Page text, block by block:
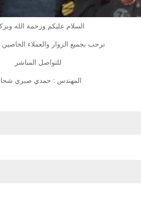
السلام عليكم ورحمة الله
نرحب بجميع الزوار والعملاء
للتواصل المباشر
المهندس : حمدي صبري